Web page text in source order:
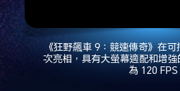
《狂野飆車 9：競速傳奇》在
次亮相，具有大螢幕適配和增
為 120 FPS